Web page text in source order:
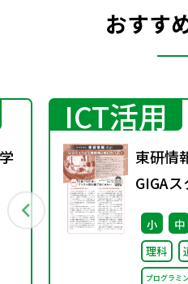
おすす
ICT活用
東研情
GIGA
に向
小 中
理科
プログラミ